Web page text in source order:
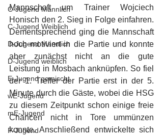
C-Jugend Männlich
C-Jugend Weiblich
D-Jugend Männlich
D-Jugend weiblich
E-Jugend gemischt
wE-Jugend
mE-Jugend
F-Jugend
Mannschaft um Trainer Wojciech
Honisch den 2. Sieg in Folge einfahren.
Dementsprechend ging die Mannschaft
hoch motiviert in die Partie und konnte
aber zunächst nicht an die gute
Leistung in Mosbach anknüpfen. So fiel
der 1. Treffer der Partie erst in der 5.
Minute durch die Gäste, wobei die HSG
zu diesem Zeitpunkt schon einige freie
Chancen nicht in Tore ummünzen
konnte. Anschließend entwickelte sich